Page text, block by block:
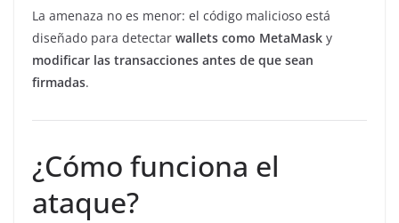
La amenaza no es menor: el código malicioso está
diseñado para detectar wallets como MetaMask y
modificar las transacciones antes de que sean
firmadas.
¿Cómo funciona el
ataque?